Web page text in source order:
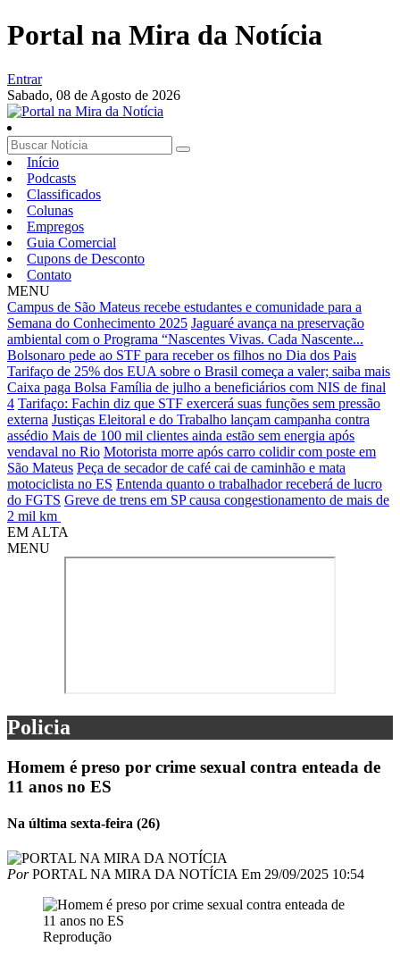
Portal na Mira da Notícia
Entrar
Sabado, 08 de Agosto de 2026
Início
Podcasts
Classificados
Colunas
Empregos
Guia Comercial
Cupons de Desconto
Contato
MENU
Campus de São Mateus recebe estudantes e comunidade para a
Semana do Conhecimento 2025 Jaguaré avança na preservação
ambiental com o Programa “Nascentes Vivas. Cada Nascente...
Bolsonaro pede ao STF para receber os filhos no Dia dos Pais
Tarifaço de 25% dos EUA sobre o Brasil começa a valer; saiba mais
Caixa paga Bolsa Família de julho a beneficiários com NIS de final
4 Tarifaço: Fachin diz que STF exercerá suas funções sem pressão
externa Justiças Eleitoral e do Trabalho lançam campanha contra
assédio Mais de 100 mil clientes ainda estão sem energia após
vendaval no Rio Motorista morre após carro colidir com poste em
São Mateus Peça de secador de café cai de caminhão e mata
motociclista no ES Entenda quanto o trabalhador receberá de lucro
do FGTS Greve de trens em SP causa congestionamento de mais de
2 mil km
EM ALTA
MENU
Policia
Homem é preso por crime sexual contra enteada de
11 anos no ES
Na última sexta-feira (26)
PorPORTAL NA MIRA DA NOTÍCIA Em 29/09/2025 10:54
Reprodução